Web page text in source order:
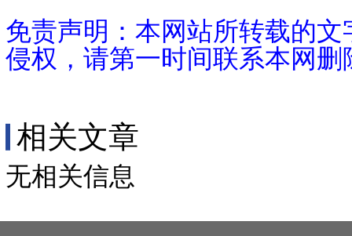
免责声明：本网站所转载的
侵权，请第一时间联系本网删
相关文章
无相关信息